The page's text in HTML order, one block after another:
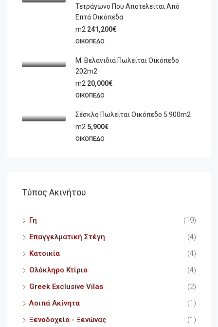
Τετράγωνο Που Αποτελείται Από
Επτά Οικόπεδα
m2 241,200€
ΟΙΚΌΠΕΔΟ
Μ. Βελανιδιά Πωλείται Οικόπεδο
202m2
m2 20,000€
ΟΙΚΌΠΕΔΟ
Σέσκλο Πωλείται Οικόπεδο 5.900m2
m2 5,900€
ΟΙΚΌΠΕΔΟ
Τύπος Ακινήτου
Γη
(19)
Επαγγελματική Στέγη
(4)
Κατοικία
(4)
Ολόκληρο Κτίριο
(4)
Greek Exclusive Vilas
(2)
Λοιπά Ακίνητα
(1)
Ξενοδοχείο - Ξενώνας
(1)